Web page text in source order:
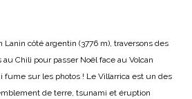
Lanin côté argentin (3776 m), traversons des
au Chili pour passer Noël face au Volcan
fume sur les photos ! Le Villarrica est un des
de terre, tsunami et éruption